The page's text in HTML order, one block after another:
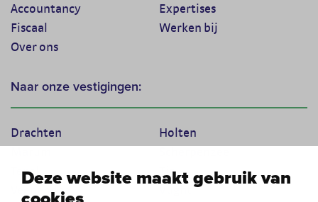
Deze website maakt gebruik van
Accountancy
Expertises
Fiscaal
Werken bij
Over ons
Naar onze vestigingen:
Drachten
Holten
Texel
Tiel
Veenendaal